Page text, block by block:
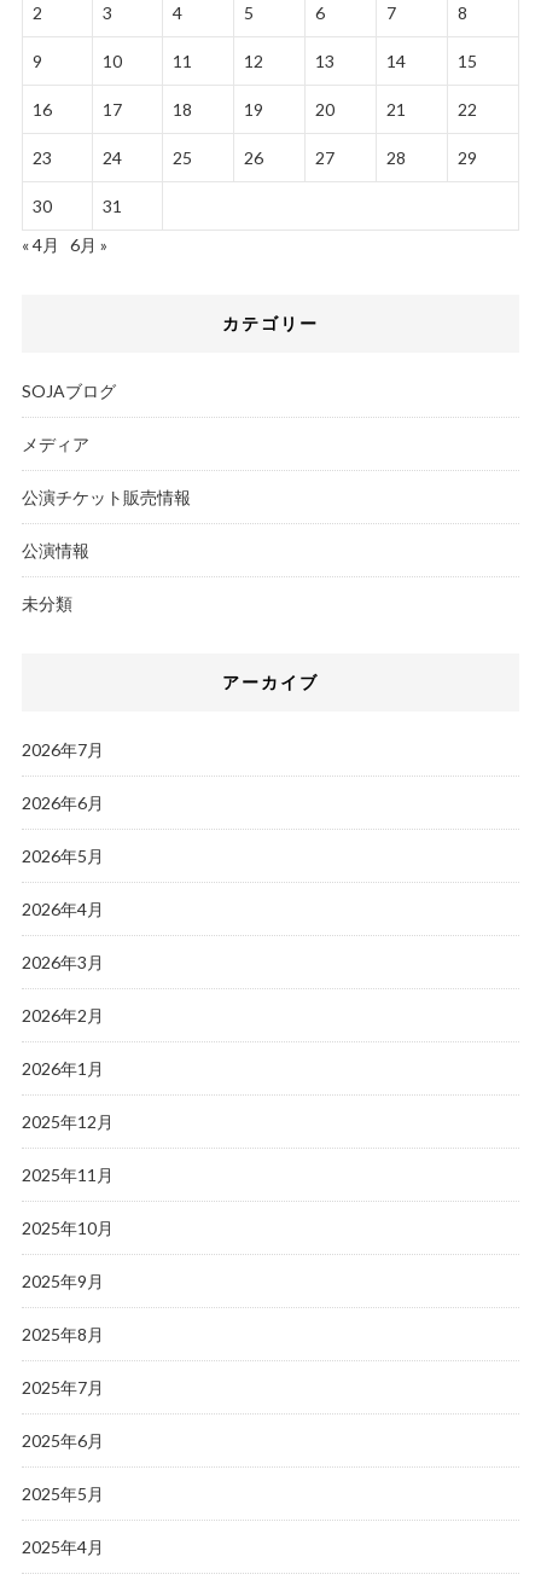
2 3 4 5 6 7 8
9 10 11 12 13 14 15
16 17 18 19 20 21 22
23 24 25 26 27 28 29
30
31
« 4月
6月 »
カテゴリー
SOJAブログ
メディア
公演チケット販売情報
公演情報
未分類
アーカイブ
2026年7月
2026年6月
2026年5月
2026年4月
2026年3月
2026年2月
2026年1月
2025年12月
2025年11月
2025年10月
2025年9月
2025年8月
2025年7月
2025年6月
2025年5月
2025年4月